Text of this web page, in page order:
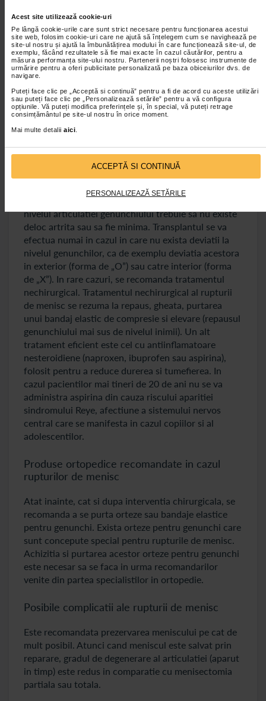
Acest site utilizează cookie-uri
Pe lângă cookie-urile care sunt strict necesare pentru funcționarea acestui
site web, folosim cookie-uri care ne ajută să înțelegem cum se navighează pe
site-ul nostru și ajută la îmbunătățirea modului în care funcționează site-ul, de
exemplu, făcând rezultatele să fie mai exacte în cazul căutărilor, pentru a
măsura performanța site-ului nostru. Partenerii noștri folosesc instrumente de
urmărire pentru a oferi publicitate personalizată pe baza obiceiurilor dvs. de
navigare.
Puteți face clic pe „Acceptă si continuă” pentru a fi de acord cu aceste utilizări
sau puteți face clic pe „Personalizează setările” pentru a vă configura
opțiunile. Vă puteți modifica preferințele și, în special, vă puteți retrage
consimțământul pe site-ul nostru în orice moment.
Mai multe detalii aici
ACCEPTĂ SI CONTINUĂ
PERSONALIZEAZĂ SETĂRILE
incidentului.
Transplantul de menisc
Aceasta optiune de tratament este una relativ noua
si se apeleaza la ea mai ales atunci cand meniscul
este deja slabit sau cicatrizat in urma ranirii sau a
unui tratament anterior. Aceasta procedura
presupune transplantarea in genunchi a unei
portiuni de cartilaj meniscal, provenita de la un
donator (alogrefa). Pentru a se putea efectua
transplantul de menisc este necesar ca pacientul sa
aceasta procedura in cazul in care durerea si
tumefierea nu au raspuns altor tratamente. La
nivelul articulatiei genunchiului trebuie sa nu existe
deloc artrita sau sa fie minima. Transplantul se va
efectua numai in cazul in care nu exista deviatii la
nivelul genunchilor, ca de exemplu deviatia acestora
in exterior (forma de „O”) sau catre interior (forma
de „X”). In rare cazuri, se recomanda tratamentul
nechirurgical. Tratamentul nechirurgical al rupturii
de menisc se rezuma la repaus, gheata, purtarea
unui bandaj elastic de compresie si elevare (repausul
genunchiului mai sus de nivelul inimii). Un alt
tratament eficient este cel cu antiinflamatoare
nesteroidiene (naproxen, ibuprofen sau aspirina),
folosit pentru a reduce durerea si tumefierea. In
cazul pacientilor mai tineri de 20 de ani nu se va
administra aspirina din cauza riscului aparitiei
sindromului Reye, afectiune a sistemului nervos
central care se manifesta in cazul copiilor si al
adolescentilor.
Produse ortopedice recomandate in cazul
rupturilor de menisc
Atat inainte, cat si dupa interventia chirurgicala, se
recomanda a se purta orteze sau bandaje elastice
pentru genunchi. Exista orteze pentru genunchi care
sunt concepute special pentru rupturile de menisc.
Achizitia si purtarea acestor orteze pentru genunchi
este necesar sa se faca in urma recomandarilor
venite din partea specialistilor in ortopedie.
Posibile complicatii ale rupturii de menisc
Este recomandata prezervarea meniscului pe cat de
mult posibil. Atunci cand meniscul este salvat prin
reparare, gradul de degenerare al articulatiei (aparut
in timp) este redus in comparatie cu menisectomia
partiala sau totala.